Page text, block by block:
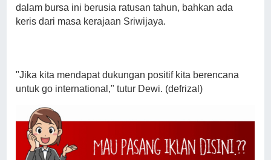
dalam bursa ini berusia ratusan tahun, bahkan ada
keris dari masa kerajaan Sriwijaya.
"Jika kita mendapat dukungan positif kita berencana
untuk go international," tutur Dewi. (defrizal)